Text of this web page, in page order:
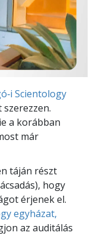
Scientology
a korábban
már
táján részt
hogy
érjenek el.
egyházat,
az auditálás